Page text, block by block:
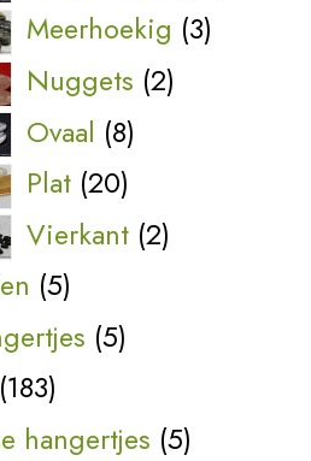
Meerhoekig 33
Nuggets 22
Ovaal 88
producten
Plat 2020
producten
Vierkant 22
55
producten
55
183183
producten
hangertjes 55